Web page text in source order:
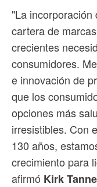
"La
cartera de
crecientes
consumidores.
e innovación de
que los
opciones más
irresistibles. Con
130 años,
crecimiento para
afirmó Kirk